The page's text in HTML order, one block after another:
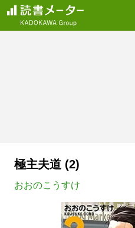
極主夫道 (2)
おおのこうすけ